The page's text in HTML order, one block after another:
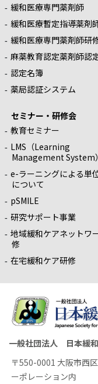
緩和医療専門薬剤師
緩和医療暫定指導薬剤
緩和医療専門薬剤師研
麻薬教育認定薬剤師認
認定名簿
薬局認証システム
セミナー・研修会
教育セミナー
LMS（Learning
Management System）
e-ラーニングによる単
について
pSMILE
研究サポート事業
地域緩和ケアネットワ
修
在宅緩和ケア研修
一般社団法人 日本緩
〒550-0001 大阪市西
ーポレーション内